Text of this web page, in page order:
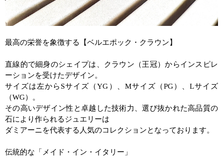
最高の栄誉を象徴する【ベルエポック・クラウン】
直線的で細身のシェイプは、クラウン（王冠）からインスピレ
ーションを受けたデザイン。
サイズは左から Sサイズ（YG ）、 Mサイズ（PG）、 Lサイズ
（WG）。
その高いデザイン性と卓越した技術力、選び抜かれた高品質の
石により作られるジュエリーは
ダミアーニを代表する人気のコレクションとなっております。
伝統的な「メイド・イン・イタリー」